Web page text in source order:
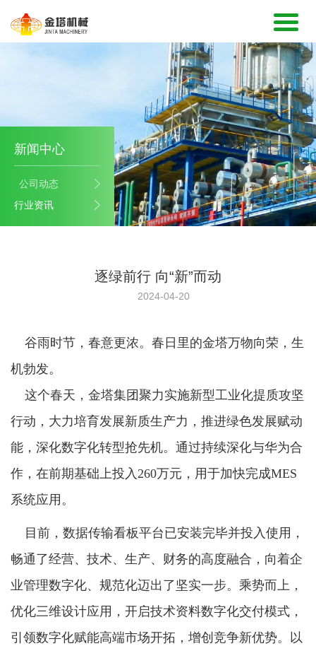
新闻中心
公司动态
行业资讯
逐绿前行 向“新”而动
2024-04-20
谷雨时节，春意更浓。春日里的金塔万物向荣，生
机勃发。
这个春天，金塔集团聚力实施新型工业化提质攻坚
行动，大力培育发展新质生产力，推进绿色发展赋动
能，深化数字化转型抢先机。通过持续深化与华为合
作，在前期基础上投入260万元，用于加快完成MES
系统应用。
目前，数据传输看板平台已安装完毕并投入使用，
畅通了经营、技术、生产、财务的高度融合，向着企
业管理数字化、规范化迈出了坚实一步。乘势而上，
优化三维设计应用，开启技术资料数字化交付模式，
引领数字化赋能高端市场开拓，增创竞争新优势。以